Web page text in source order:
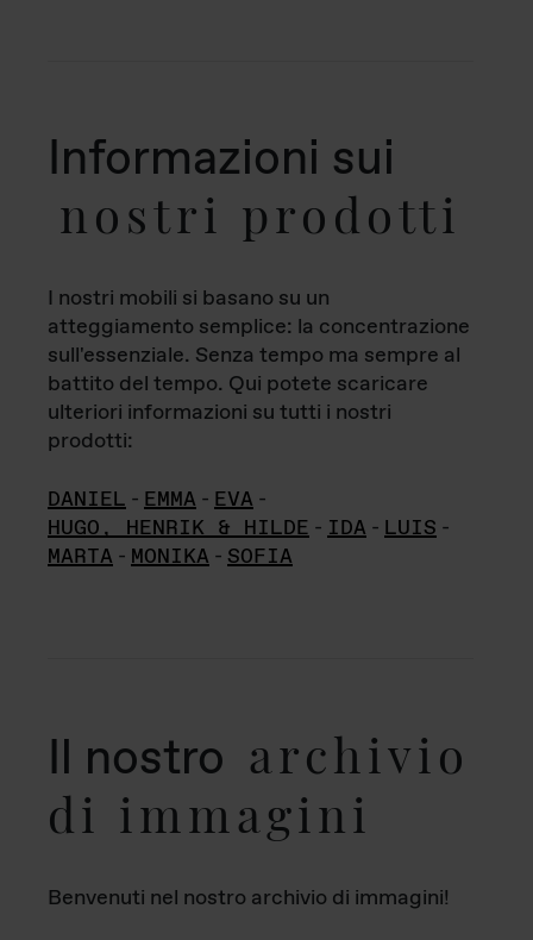
Informazioni sui
nostri prodotti
I nostri mobili si basano su un
atteggiamento semplice: la concentrazione
sull'essenziale. Senza tempo ma sempre al
battito del tempo. Qui potete scaricare
ulteriori informazioni su tutti i nostri
prodotti:
DANIEL - EMMA - EVA -
HUGO, HENRIK & HILDE - IDA - LUIS -
MARTA - MONIKA - SOFIA
Il nostro archivio
di immagini
Benvenuti nel nostro archivio di immagini!